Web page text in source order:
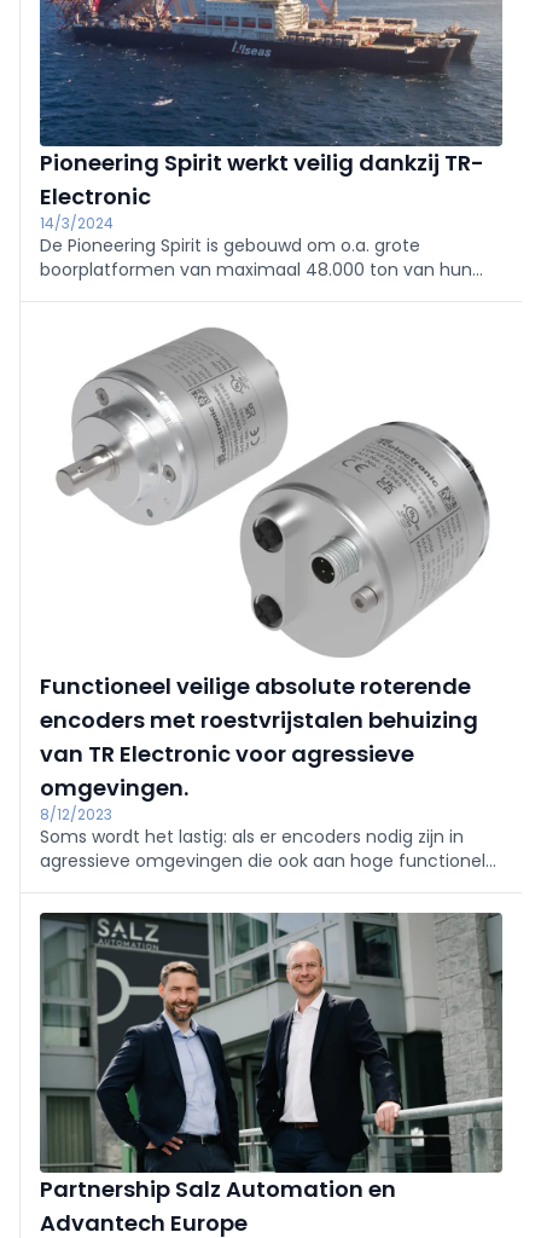
Pioneering Spirit werkt veilig dankzij TR-
Electronic
14/3/2024
De Pioneering Spirit is gebouwd om o.a. grote
boorplatformen van maximaal 48.000 ton van hun
hoeveelheid offshore-werk bij de installatie en
verwijdering.
Functioneel veilige absolute roterende
encoders met roestvrijstalen behuizing
van TR Electronic voor agressieve
omgevingen.
8/12/2023
Soms wordt het lastig: als er encoders nodig zijn in
agressieve omgevingen die ook aan hoge functionele
nodig die aan beide uitdagingen voldoen.
Partnership Salz Automation en
Advantech Europe